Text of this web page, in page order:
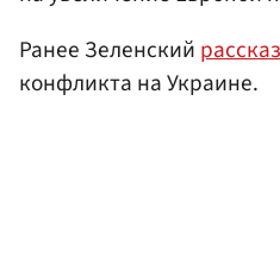
Ранее Зеленский
конфликта на Украине.